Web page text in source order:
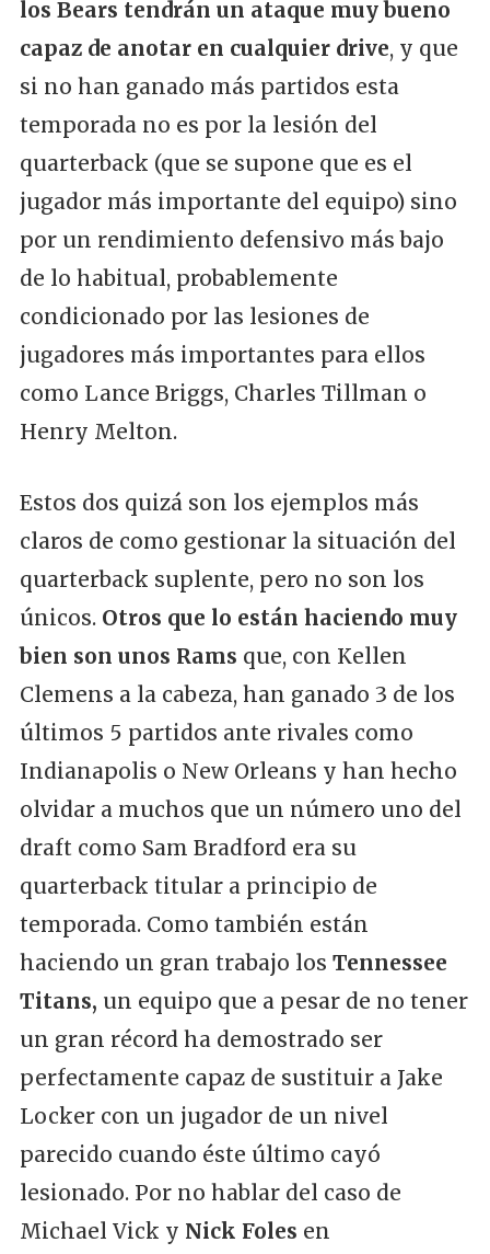
los Bears tendrán un ataque muy bueno
capaz de anotar en cualquier drive, y que
si no han ganado más partidos esta
temporada no es por la lesión del
quarterback (que se supone que es el
jugador más importante del equipo) sino
por un rendimiento defensivo más bajo
de lo habitual, probablemente
condicionado por las lesiones de
jugadores más importantes para ellos
como Lance Briggs, Charles Tillman o
Henry Melton.
Estos dos quizá son los ejemplos más
claros de como gestionar la situación del
quarterback suplente, pero no son los
únicos. Otros que lo están haciendo muy
bien son unos Rams que, con Kellen
Clemens a la cabeza, han ganado 3 de los
últimos 5 partidos ante rivales como
Indianapolis o New Orleans y han hecho
olvidar a muchos que un número uno del
draft como Sam Bradford era su
quarterback titular a principio de
temporada. Como también están
haciendo un gran trabajo los Tennessee
Titans, un equipo que a pesar de no tener
un gran récord ha demostrado ser
perfectamente capaz de sustituir a Jake
Locker con un jugador de un nivel
parecido cuando éste último cayó
lesionado. Por no hablar del caso de
Michael Vick y Nick Foles en